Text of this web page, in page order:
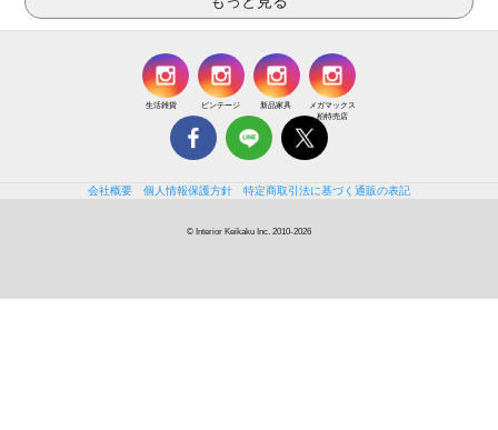
生活雑貨 ビンテージ 新品家具
メガマックス
柏特売店
会社概要 個人情報保護方針 特定商取引法に基づく通販の表記
© Interior Keikaku Inc. 2010-2026